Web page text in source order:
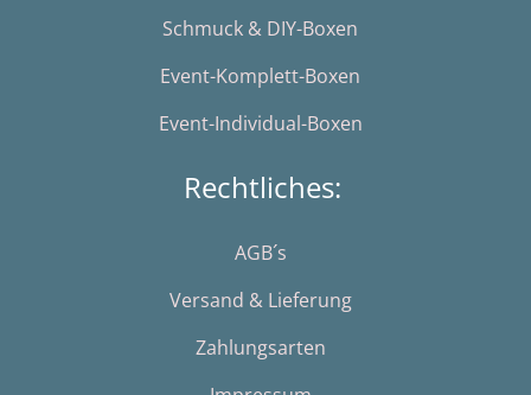
Schmuck & DIY-Boxen
Event-Komplett-Boxen
Event-Individual-Boxen
Rechtliches:
AGB´s
Versand & Lieferung
Zahlungsarten